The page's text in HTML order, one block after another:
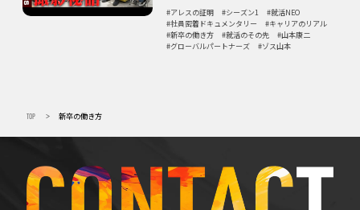
アレスの証明 シーズン1
就活NEO
社員密着ドキュメンタリー
キャリアのリアル
新卒の働き方
就活のその先
山本康二
グローバルパートナーズ
ゾス山本
TOP > 新卒の働き方